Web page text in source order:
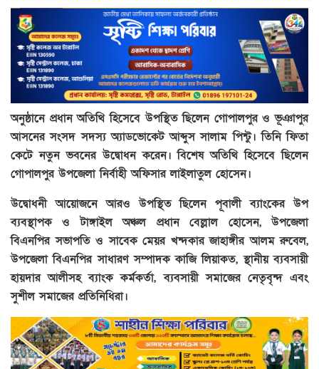
অনুষ্ঠানে প্রধান অতিথি হিসেবে উপস্থিত ছিলেন গোপালপুর ও ভূঞাপুর
আসনের সংসদ সদস্য অ্যাডভোকেট আব্দুস সালাম পিন্টু। তিনি ফিতা
কেটে নতুন ভবনের উদ্বোধন করেন। বিশেষ অতিথি হিসেবে ছিলেন
গোপালপুর উপজেলা নির্বাহী অফিসার লাইলাতুল হোসেন।
উদ্বোধনী আয়োজনে আরও উপস্থিত ছিলেন পূবালী ব্যাংকের উপ
ব্যবস্থাপক ও টাঙ্গাইল অঞ্চল প্রধান বেল্লাল হোসেন, উপজেলা
বিএনপির সভাপতি ও সাবেক মেয়র খন্দকার জাহাঙ্গীর আলম রুবেল,
উপজেলা বিএনপির সাধারণ সম্পাদক কাজি লিয়াকত, স্থানীয় ব্যবসায়ী
হায়দার আলীসহ ব্যাংক কর্মকর্তা, ব্যবসায়ী সমাজের নেতৃবৃন্দ এবং
সুশীল সমাজের প্রতিনিধিরা।